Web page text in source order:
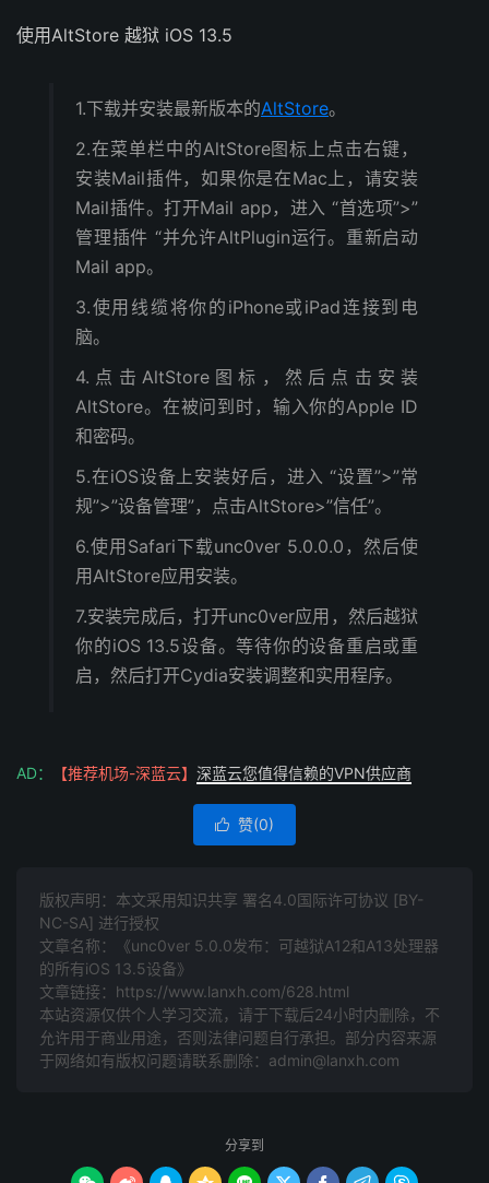
使用AltStore 越狱 iOS 13.5
1.下载并安装最新版本的AltStore。
2.在菜单栏中的AltStore图标上点击右键，
安装Mail插件，如果你是在Mac上，请安装
Mail插件。打开Mail app，进入 “首选项”>”
管理插件 “并允许AltPlugin运行。重新启动
Mail app。
3.使用线缆将你的iPhone或iPad连接到电
脑。
4.点击AltStore图标，然后点击安装
AltStore。在被问到时，输入你的Apple ID
和密码。
5.在iOS设备上安装好后，进入 “设置”>”常
规”>”设备管理”，点击AltStore>”信任”。
6.使用Safari下载unc0ver 5.0.0.0，然后使
用AltStore应用安装。
7.安装完成后，打开unc0ver应用，然后越狱
你的iOS 13.5设备。等待你的设备重启或重
启，然后打开Cydia安装调整和实用程序。
AD： 【推荐机场-深蓝云】 深蓝云您值得信赖的VPN供应商
 赞(0)
版权声明：本文采用知识共享 署名4.0国际许可协议 [BY-
NC-SA] 进行授权
文章名称：《unc0ver 5.0.0发布：可越狱A12和A13处理器
的所有iOS 13.5设备》
文章链接： https://www.lanxh.com/628.html
本站资源仅供个人学习交流，请于下载后24小时内删除，不
允许用于商业用途，否则法律问题自行承担。部分内容来源
于网络如有版权问题请联系删除：admin@lanxh.com
分享到